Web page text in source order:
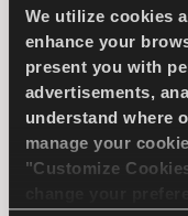
We utilize cookies
enhance your
present you with
advertisements,
understand where
manage your
"Customize
EFFICACITÊ
TROUVER UN
DISTRIBUTEUR